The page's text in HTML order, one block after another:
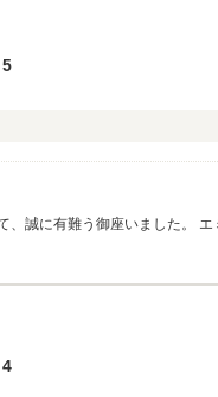
5
誠に有難う御座いました。
4